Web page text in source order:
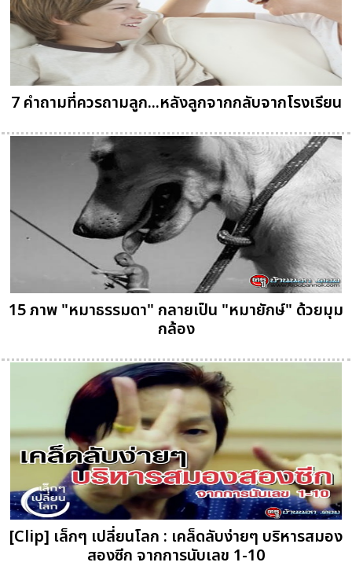
7 คำถามที่ควรถามลูก...หลังลูกจากกลับจากโรงเรียน
15 ภาพ "หมาธรรมดา" กลายเป็น "หมายักษ์" ด้วยมุม
กล้อง
[Clip] เล็กๆ เปลี่ยนโลก : เคล็ดลับง่ายๆ บริหารสมอง
สองซีก จากการนับเลข 1-10